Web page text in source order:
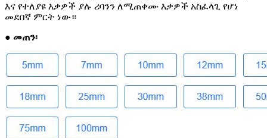
እና የተለያዩ እቃዎች ያሉ ሪባንን ለሚጠቀሙ እቃዎች አስፈላጊ የሆነ
መደበኛ ምርት ነው።
● መጠን፡